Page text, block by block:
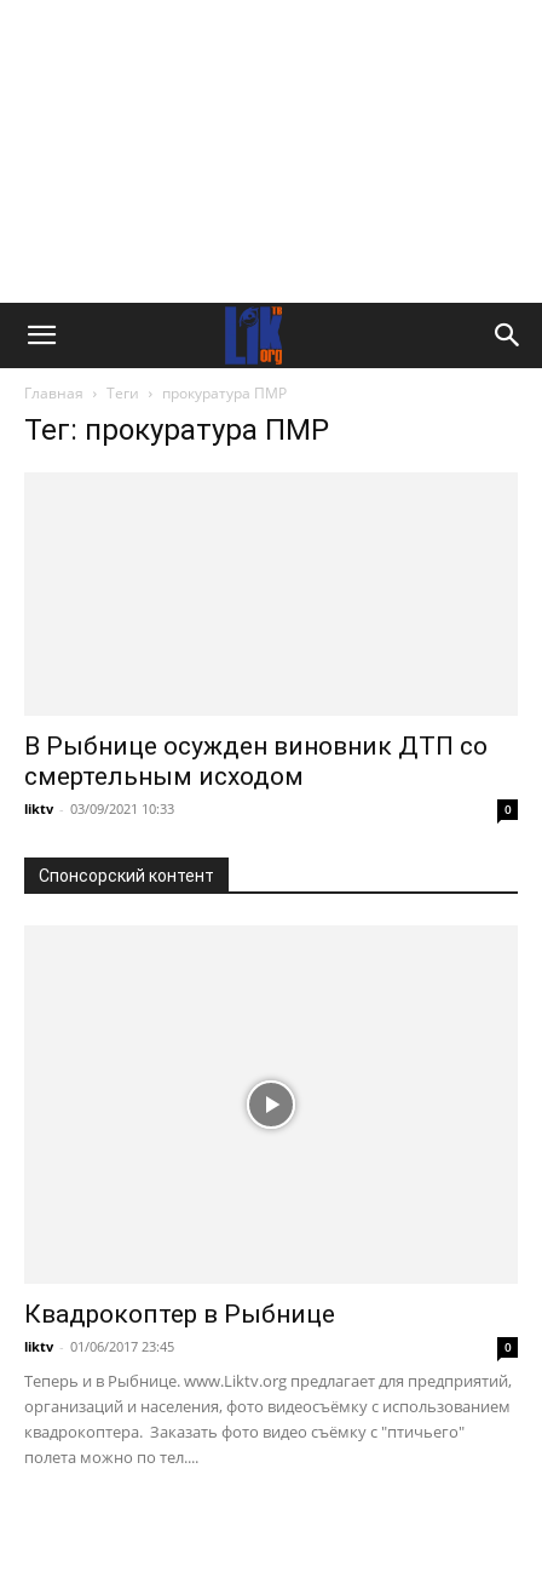
Главная Теги прокуратура ПМР
Тег: прокуратура ПМР
В Рыбнице осужден виновник ДТП со
смертельным исходом
liktv - 03/09/2021 10:33 0
Спонсорский контент
Квадрокоптер в Рыбнице
liktv - 01/06/2017 23:45 0
Теперь и в Рыбнице. www.Liktv.org предлагает для предприятий,
организаций и населения, фото видеосъёмку с использованием
квадрокоптера. Заказать фото видео съёмку с "птичьего"
полета можно по тел....